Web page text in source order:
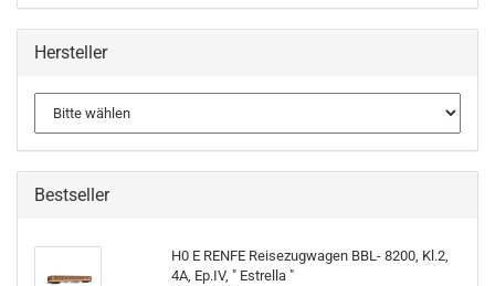
Hersteller
Bestseller
H0 E RENFE Reisezugwagen BBL- 8200, Kl.2,
4A, Ep.IV, " Estrella "